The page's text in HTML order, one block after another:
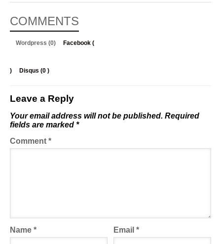
COMMENTS
Wordpress (0) Facebook (
) Disqus (0 )
Leave a Reply
Your email address will not be published. Required
fields are marked *
Comment *
Name * Email*